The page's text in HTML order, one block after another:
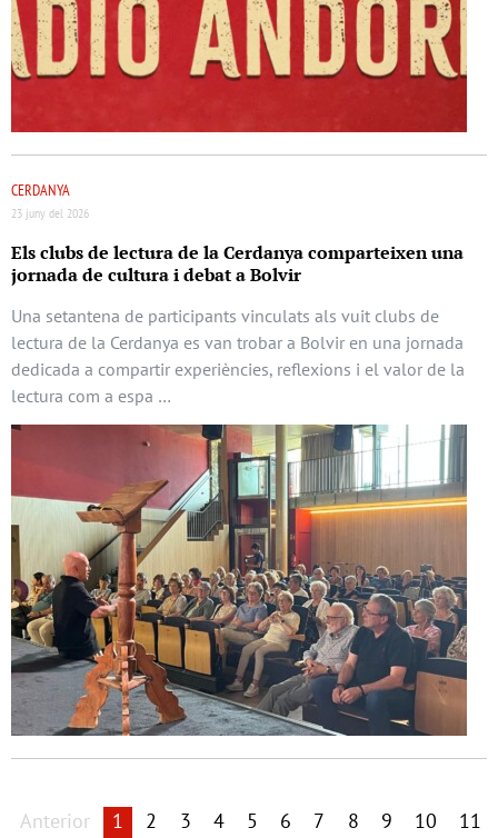
CERDANYA
23 juny del 2026
Els clubs de lectura de la Cerdanya comparteixen una
jornada de cultura i debat a Bolvir
Una setantena de participants vinculats als vuit clubs de
lectura de la Cerdanya es van trobar a Bolvir en una jornada
dedicada a compartir experiències, reflexions i el valor de la
lectura com a espa …
Anterior 1 2 3 4 5 6 7 8 9 10 11